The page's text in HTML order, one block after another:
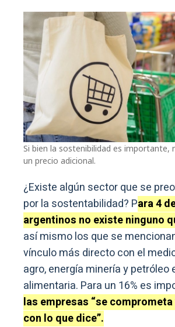
Si bien la sostenibilidad es importante,
un precio adicional.
¿Existe algún sector que se
por la sostentabilidad? Para 4
argentinos no existe ninguno
así mismo los que se
vínculo más directo con el
agro, energía minería y petróleo
alimentaria. Para un 16% es
las empresas “se
con lo que dice”.